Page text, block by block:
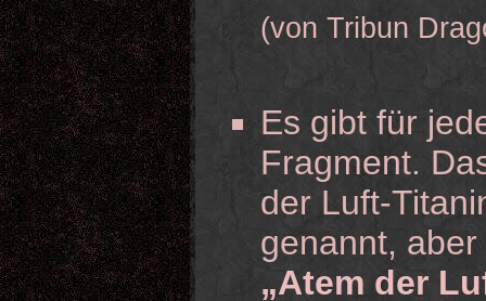
(von Tribun
Es gibt für
Fragment.
der Luft-
genannt,
„Atem der